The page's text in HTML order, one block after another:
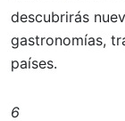
descubrirás
gastronomías,
países.
6